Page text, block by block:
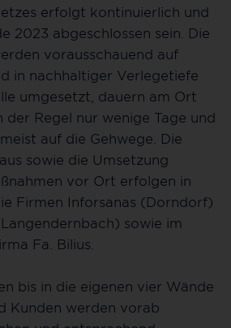
erfolgt kontinuierlich und
2023 abgeschlossen sein. Die
vorausschauend auf
in nachhaltiger Verlegetiefe
umgesetzt, dauern am Ort
der Regel nur wenige Tage und
auf die Gehwege. Die
sowie die Umsetzung
vor Ort erfolgen in
Firmen Inforsanas (Dorndorf)
sowie im
Fa. Bilius.
bis in die eigenen vier Wände
Kunden werden vorab